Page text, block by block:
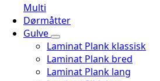
Multi
Dørmåtter
Gulve
Laminat Plank klassisk
Laminat Plank bred
Laminat Plank lang